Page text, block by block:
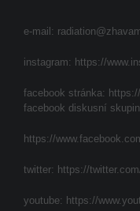
e-mail:
instagram: https://
facebook stránka:
facebook diskusní
https://
twitter: https://
youtube: https://